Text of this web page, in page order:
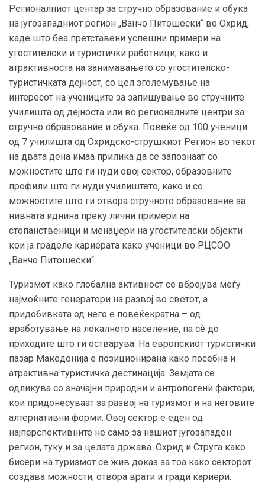
Регионалниот центар за стручно образование и обука
на југозападниот регион „Ванчо Питошески“ во Охрид,
каде што беа претставени успешни примери на
угостителски и туристички работници, како и
атрактивноста на занимавањето со угостителско-
туристичката дејност, со цел зголемување на
интересот на учениците за запишување во стручните
училишта од дејноста или во регионалните центри за
стручно образование и обука. Повеќе од 100 ученици
од 7 училишта од Охридско-струшкиот Регион во текот
на двата дена имаа прилика да се запознаат со
можностите што ги нуди овој сектор, образовните
профили што ги нуди училиштето, како и со
можностите што ги отвора стручното образование за
нивната иднина преку лични примери на
стопанственици и менаџери на угостителски објекти
кои ја граделе кариерата како ученици во РЦСОО
„Ванчо Питошески“.
Туризмот како глобална активност се вбројува меѓу
најмоќните генератори на развој во светот, а
придобивката од него е повеќекратна – од
вработување на локалното население, па сѐ до
приходите што ги остварува. На европскиот туристички
пазар Македонија е позиционирана како посебна и
атрактивна туристичка дестинација. Земјата се
одликува со значајни природни и антропогени фактори,
кои придонесуваат за развој на туризмот и на неговите
алтернативни форми. Овој сектор е еден од
најперспективните не само за нашиот југозападен
регион, туку и за целата држава. Охрид и Струга како
бисери на туризмот се жив доказ за тоа како секторот
создава можности, отвора врати и гради кариери.